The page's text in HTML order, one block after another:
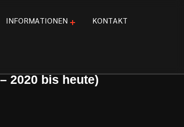
INFORMATIONEN KONTAKT
2020 bis heute)